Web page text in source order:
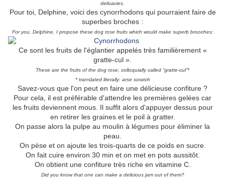
delicacies.
Pour toi, Delphine, voici des cynorrhodons qui pourraient faire de
superbes broches :
For you, Delphine, I propose these dog rose fruits which would make superb brooches:
Ce sont les fruits de l'églantier appelés très familièrement «
gratte-cul ».
These are the fruits of the dog rose, colloquially called “gratte-cul”*
* translated literally: arse scratch
Savez-vous que l'on peut en faire une délicieuse confiture ?
Pour cela, il est préférable d'attendre les premières gelées car
les fruits deviennent mous. Il suffit alors d'appuyer dessus pour
en retirer les graines et le poil à gratter.
On passe alors la pulpe au moulin à légumes pour éliminer la
peau.
On pèse et on ajoute les trois-quarts de ce poids en sucre.
On fait cuire environ 30 min et on met en pots aussitôt.
On obtient une confiture très riche en vitamine C.
Did you know that one can make a delicious jam out of them?